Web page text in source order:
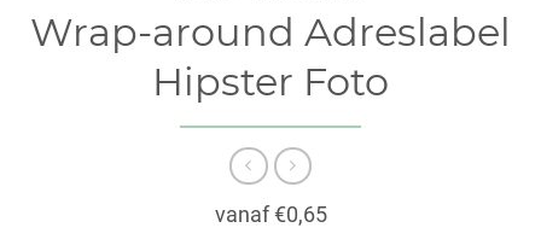
Wrap-around Adreslabel
Hipster Foto
vanaf €0,65